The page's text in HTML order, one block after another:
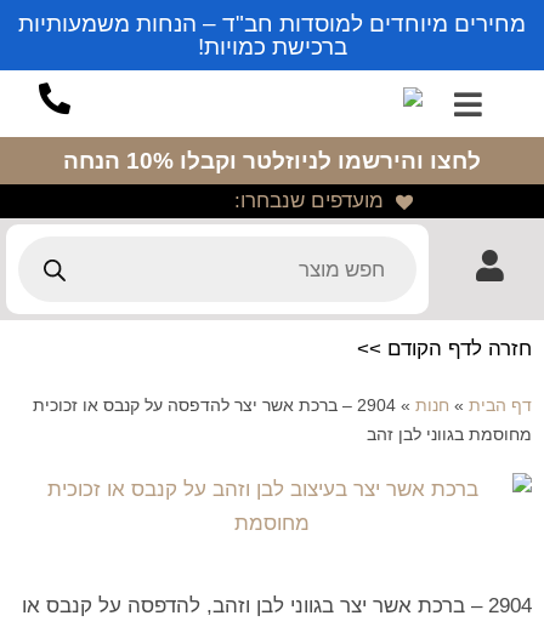
מחירים מיוחדים למוסדות חב"ד – הנחות משמעותיות
ברכישת כמויות!
לחצו והירשמו לניוזלטר וקבלו 10% הנחה
מועדפים שנבחרו:
חזרה לדף הקודם >>
דף הבית » חנות »
2904 – ברכת אשר יצר להדפסה על קנבס או זכוכית
מחוסמת בגווני לבן זהב
2904 – ברכת אשר יצר בגווני לבן וזהב, להדפסה על קנבס או